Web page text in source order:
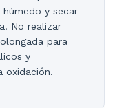
y secar
No realizar
para
y
oxidación.